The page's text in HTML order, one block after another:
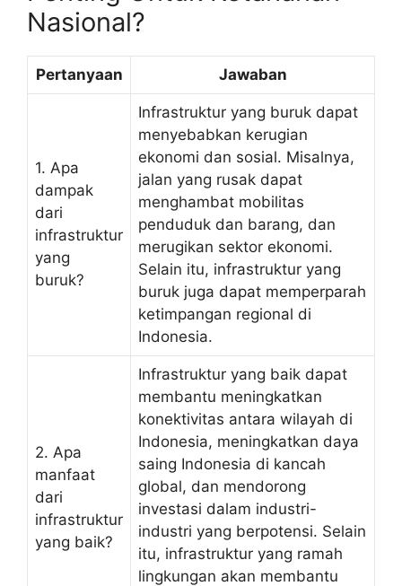
Nasional?
Pertanyaan Jawaban
1. Apa
dampak
dari
infrastruktur
yang
buruk?
Infrastruktur yang buruk dapat
menyebabkan kerugian
ekonomi dan sosial. Misalnya,
jalan yang rusak dapat
menghambat mobilitas
penduduk dan barang, dan
merugikan sektor ekonomi.
Selain itu, infrastruktur yang
buruk juga dapat memperparah
ketimpangan regional di
Indonesia.
2. Apa
manfaat
dari
infrastruktur
yang baik?
Infrastruktur yang baik dapat
membantu meningkatkan
konektivitas antara wilayah di
Indonesia, meningkatkan daya
saing Indonesia di kancah
global, dan mendorong
investasi dalam industri-
industri yang berpotensi. Selain
itu, infrastruktur yang ramah
lingkungan akan membantu